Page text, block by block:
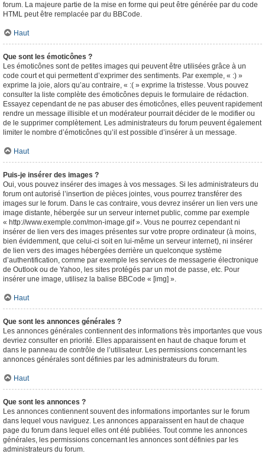
forum. La majeure partie de la mise en forme qui peut être générée par du code
HTML peut être remplacée par du BBCode.
Haut
Que sont les émoticônes ?
Les émoticônes sont de petites images qui peuvent être utilisées grâce à un
code court et qui permettent d’exprimer des sentiments. Par exemple, « :) »
exprime la joie, alors qu’au contraire, « :( » exprime la tristesse. Vous pouvez
consulter la liste complète des émoticônes depuis le formulaire de rédaction.
Essayez cependant de ne pas abuser des émoticônes, elles peuvent rapidement
rendre un message illisible et un modérateur pourrait décider de le modifier ou
de le supprimer complètement. Les administrateurs du forum peuvent également
limiter le nombre d’émoticônes qu’il est possible d’insérer à un message.
Haut
Puis-je insérer des images ?
Oui, vous pouvez insérer des images à vos messages. Si les administrateurs du
forum ont autorisé l’insertion de pièces jointes, vous pourrez transférer des
images sur le forum. Dans le cas contraire, vous devrez insérer un lien vers une
image distante, hébergée sur un serveur internet public, comme par exemple
« http://www.exemple.com/mon-image.gif ». Vous ne pourrez cependant ni
insérer de lien vers des images présentes sur votre propre ordinateur (à moins,
bien évidemment, que celui-ci soit en lui-même un serveur internet), ni insérer
de lien vers des images hébergées derrière un quelconque système
d’authentification, comme par exemple les services de messagerie électronique
de Outlook ou de Yahoo, les sites protégés par un mot de passe, etc. Pour
insérer une image, utilisez la balise BBCode « [img] ».
Haut
Que sont les annonces générales ?
Les annonces générales contiennent des informations très importantes que vous
devriez consulter en priorité. Elles apparaissent en haut de chaque forum et
dans le panneau de contrôle de l’utilisateur. Les permissions concernant les
annonces générales sont définies par les administrateurs du forum.
Haut
Que sont les annonces ?
Les annonces contiennent souvent des informations importantes sur le forum
dans lequel vous naviguez. Les annonces apparaissent en haut de chaque
page du forum dans lequel elles ont été publiées. Tout comme les annonces
générales, les permissions concernant les annonces sont définies par les
administrateurs du forum.